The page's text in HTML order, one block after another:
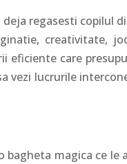
regasesti copilul
creativitate,
care
vezi lucrurile
bagheta magica ce